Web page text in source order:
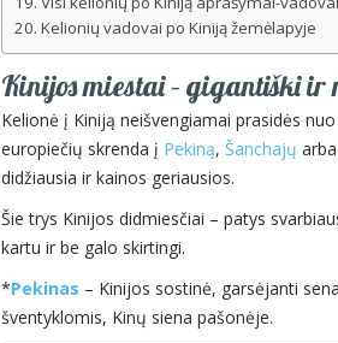
Kelionių vadovai po Kiniją žemėlapyje
Kinijos miestai – gigantiški ir
Kelionė į Kiniją neišvengiamai prasidės
europiečių skrenda į Pekiną, Šanchajų arba
didžiausia ir kainos geriausios.
Šie trys Kinijos didmiesčiai – patys
kartu ir be galo skirtingi.
*Pekinas – Kinijos sostinė, garsėjanti
šventyklomis, Kinų siena pašonėje.